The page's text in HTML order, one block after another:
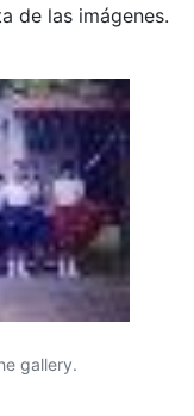
de las imágenes.
gallery.